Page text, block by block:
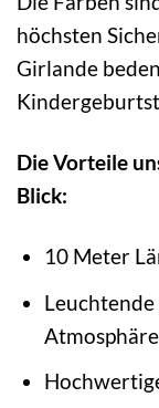
höchsten
Girlande
Die Vorteile
Blick:
10 Meter
Atmosphäre